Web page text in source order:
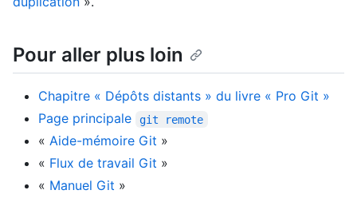
Pour aller plus loin
Chapitre « Dépôts distants » du livre « Pro Git »
Page principale
git remote
« Aide-mémoire Git »
« Flux de travail Git »
« Manuel Git »